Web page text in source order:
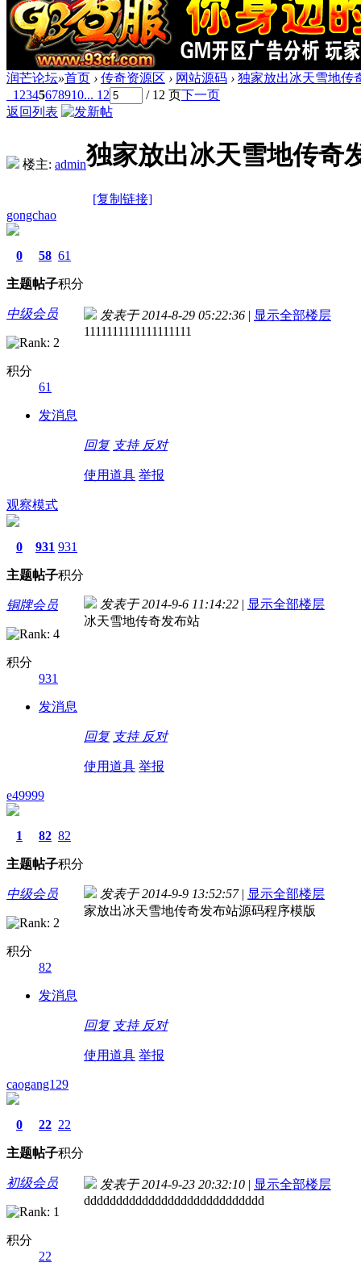
润芒论坛»首页 › 传奇资源区 › 网站源码 › 独家放出冰天雪地传
1 2345678910... 12 / 12 页下一页
返回列表
楼主: admin独家放出冰天雪地传奇
[复制链接]
gongchao
0
主题
58
帖子
61
积分
中级会员
积分
61
发消息
发表于 2014-8-29 05:22:36 | 显示全部楼层
1111111111111111111
回复 支持 反对
使用道具 举报
观察模式
0
主题
931
帖子
931
积分
铜牌会员
积分
931
发消息
发表于 2014-9-6 11:14:22 | 显示全部楼层
冰天雪地传奇发布站
回复 支持 反对
使用道具 举报
e49999
1
主题
82
帖子
82
积分
中级会员
积分
82
发消息
发表于 2014-9-9 13:52:57 | 显示全部楼层
家放出冰天雪地传奇发布站源码程序模版
回复 支持 反对
使用道具 举报
caogang129
0
主题
22
帖子
22
积分
初级会员
积分
22
发表于 2014-9-23 20:32:10 | 显示全部楼层
dddddddddddddddddddddddddddd